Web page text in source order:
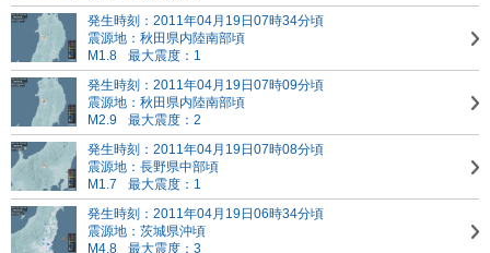
発生時刻：2011年04月19日07時34分頃
震源地：秋田県内陸南部頃
M1.8
最大震度：1
発生時刻：2011年04月19日07時09分頃
震源地：秋田県内陸南部頃
M2.9
最大震度：2
発生時刻：2011年04月19日07時08分頃
震源地：長野県中部頃
M1.7
最大震度：1
発生時刻：2011年04月19日06時34分頃
震源地：茨城県沖頃
M4.8
最大震度：3